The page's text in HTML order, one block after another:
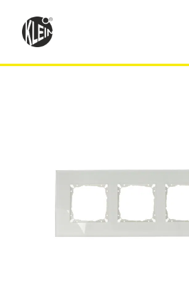
Händler
Über uns
Kontakt